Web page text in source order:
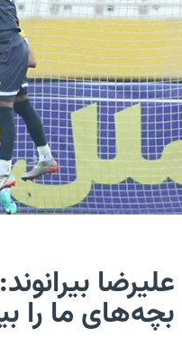
علیرضا
بچه‌های ما را